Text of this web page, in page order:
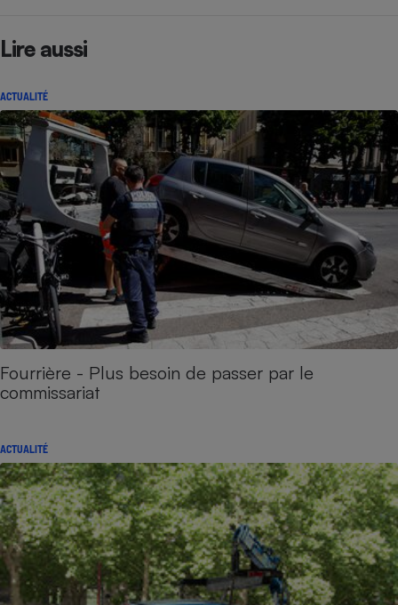
Lire aussi
ACTUALITÉ
Fourrière - Plus besoin de passer par le
commissariat
ACTUALITÉ